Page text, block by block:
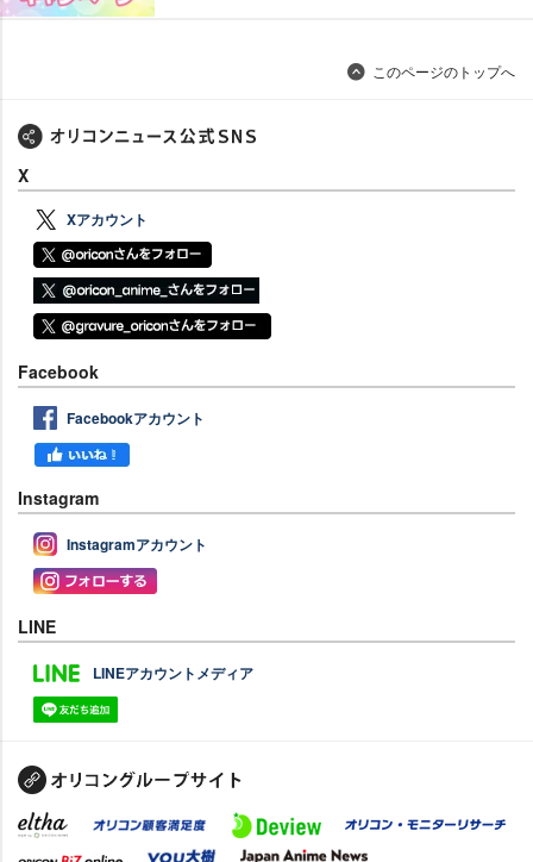
このページのトップへ
X
Xアカウント
Facebook
Facebookアカウント
Instagram
Instagramアカウント
LINE
LINEアカウントメディア